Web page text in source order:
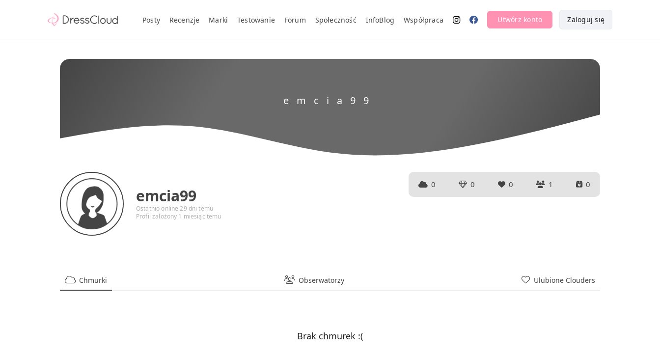
Posty Recenzje Marki Testowanie Forum Społeczność InfoBlog Współpraca Utwórz konto Zaloguj się
emcia99
Ostatnio online 29 dni temu
Profil założony 1 miesiąc temu
0 0 0 1 0
Chmurki Obserwatorzy Ulubione Clouders
Brak chmurek :(